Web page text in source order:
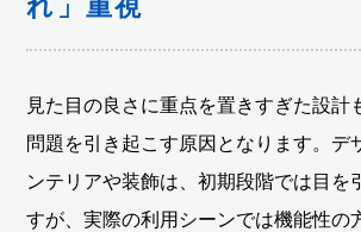
れ」重視
見た目の良さに重点を置きすぎた設計
問題を引き起こす原因となります。デ
ンテリアや装飾は、初期段階では目を
すが、実際の利用シーンでは機能性の